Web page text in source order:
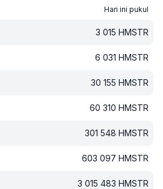
Hari ini pukul
3 015 HMSTR
6 031 HMSTR
30 155 HMSTR
60 310 HMSTR
301 548 HMSTR
603 097 HMSTR
3 015 483 HMSTR